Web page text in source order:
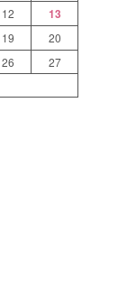
12 13
19
20
26
27